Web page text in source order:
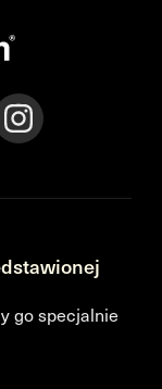
go specjalnie